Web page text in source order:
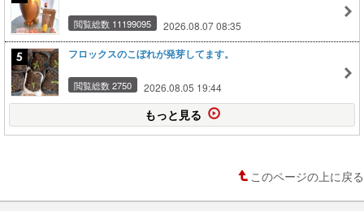
閲覧総数 11199095 2026.08.07 08:35
フロックスのこぼれが発芽してます。
閲覧総数 2750 2026.08.05 19:44
もっと見る
このページの上に戻る